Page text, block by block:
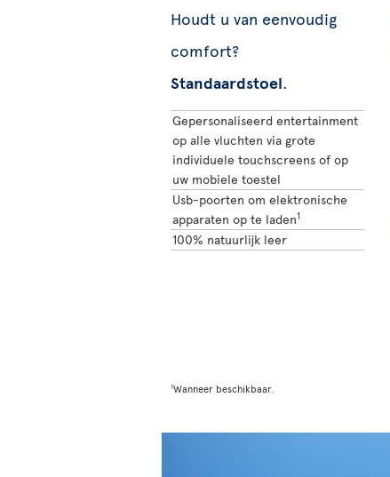
Houdt u van eenvoudig
comfort?
Standaardstoel.
Gepersonaliseerd entertainment
op alle vluchten via grote
individuele touchscreens of op
uw mobiele toestel
Usb-poorten om elektronische
apparaten op te laden1
100% natuurlijk leer
1Wanneer beschikbaar.